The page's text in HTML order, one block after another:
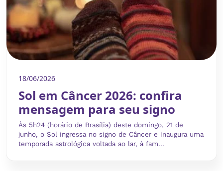
18/06/2026
Sol em Câncer 2026: confira
mensagem para seu signo
Às 5h24 (horário de Brasília) deste domingo, 21 de
junho, o Sol ingressa no signo de Câncer e inaugura uma
temporada astrológica voltada ao lar, à fam...